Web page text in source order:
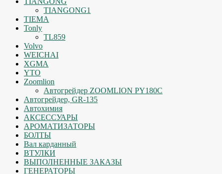
TIANGONG1
TIEMA
Tonly
TL859
Volvo
WEICHAI
XGMA
YTO
Zoomlion
Автогрейдер ZOOMLION PY180C
Автогрейдер, GR-135
Автохимия
АКСЕССУАРЫ
АРОМАТИЗАТОРЫ
БОЛТЫ
Вал карданный
ВТУЛКИ
ВЫПОЛНЕННЫЕ ЗАКАЗЫ
ГЕНЕРАТОРЫ